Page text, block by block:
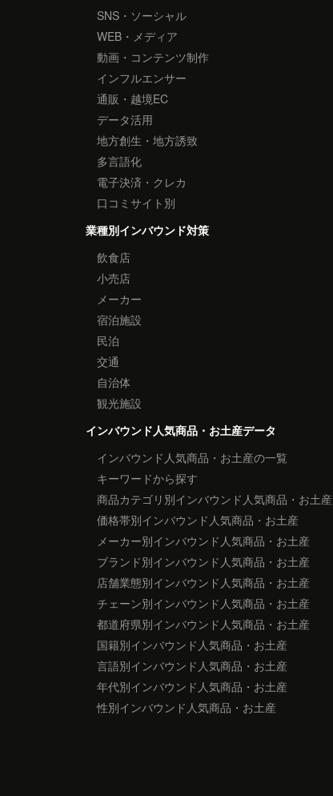
SNS・ソーシャル
WEB・メディア
動画・コンテンツ制作
インフルエンサー
通販・越境EC
データ活用
地方創生・地方誘致
多言語化
電子決済・クレカ
口コミサイト別
業種別インバウンド対策
飲食店
小売店
メーカー
宿泊施設
民泊
交通
自治体
観光施設
インバウンド人気商品・お土産データ
インバウンド人気商品・お土産の一覧
キーワードから探す
商品カテゴリ別インバウンド人気商品・お土産
価格帯別インバウンド人気商品・お土産
メーカー別インバウンド人気商品・お土産
ブランド別インバウンド人気商品・お土産
店舗業態別インバウンド人気商品・お土産
チェーン別インバウンド人気商品・お土産
都道府県別インバウンド人気商品・お土産
国籍別インバウンド人気商品・お土産
言語別インバウンド人気商品・お土産
年代別インバウンド人気商品・お土産
性別インバウンド人気商品・お土産